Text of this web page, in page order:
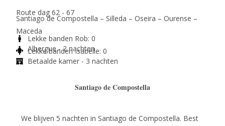
Route dag 62 - 67
Santiago de Compostella – Silleda – Oseira – Ourense –
Maceda
Lekke banden Rob: 0
Lekke banden Isabelle: 0
Albergue - 2 nachten
Betaalde kamer - 3 nachten
Santiago de Compostella
We blijven 5 nachten in Santiago de Compostella. Best